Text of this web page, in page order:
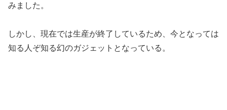
みました。
しかし、現在では生産が終了しているため、今となっては
知る人ぞ知る幻のガジェットとなっている。